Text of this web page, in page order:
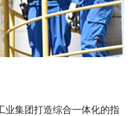
业集团打造综合一体化的指